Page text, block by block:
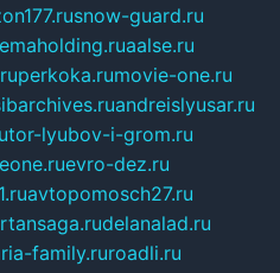
snow-guard.ru
aalse.ru
perkoka.rumovie-one.ru
andreislyusar.ru
tor-lyubov-i-grom.ru
evro-dez.ru
avtopomosch27.ru
delanalad.ru
family.ruroadli.ru